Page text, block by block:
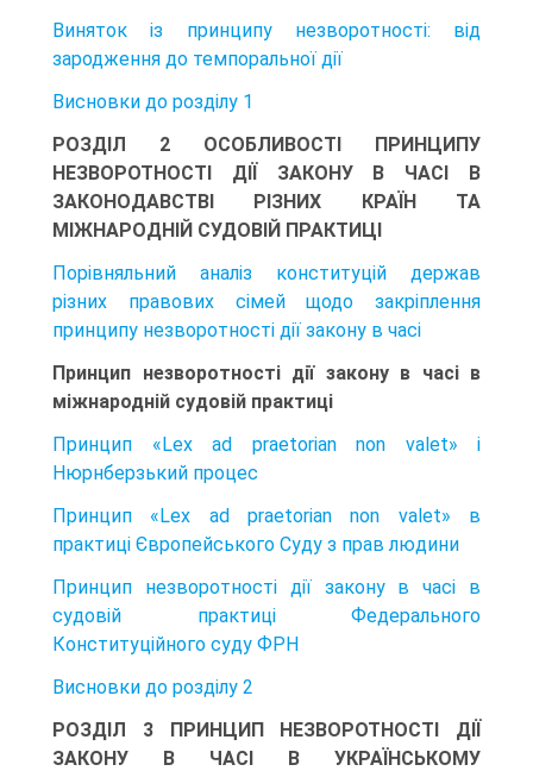
Виняток із принципу незворотності: від
зародження до темпоральної дії
Висновки до розділу 1
РОЗДІЛ 2 ОСОБЛИВОСТІ ПРИНЦИПУ
НЕЗВОРОТНОСТІ ДІЇ ЗАКОНУ В ЧАСІ В
ЗАКОНОДАВСТВІ РІЗНИХ КРАЇН ТА
МІЖНАРОДНІЙ СУДОВІЙ ПРАКТИЦІ
Порівняльний аналіз конституцій держав
різних правових сімей щодо закріплення
принципу незворотності дії закону в часі
Принцип незворотності дії закону в часі в
міжнародній судовій практиці
Принцип «Lex ad praetorian non valet» і
Нюрнберзький процес
Принцип «Lex ad praetorian non valet» в
практиці Європейського Суду з прав людини
Принцип незворотності дії закону в часі в
судовій практиці Федерального
Конституційного суду ФРН
Висновки до розділу 2
РОЗДІЛ 3 ПРИНЦИП НЕЗВОРОТНОСТІ ДІЇ
ЗАКОНУ В ЧАСІ В УКРАЇНСЬКОМУ